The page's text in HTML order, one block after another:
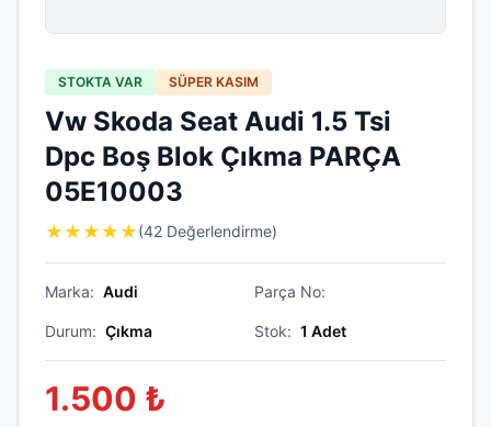
STOKTA VAR SÜPER KASIM
Vw Skoda Seat Audi 1.5 Tsi
Dpc Boş Blok Çıkma PARÇA
05E10003
★ ★ ★ ★ ★(42 Değerlendirme)
Marka: Audi Parça No:
Durum: Çıkma Stok: 1 Adet
1.500 ₺